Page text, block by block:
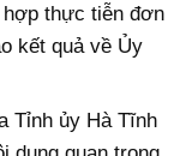
thực tiễn đơn
kết quả về Ủy
Tỉnh ủy Hà Tĩnh